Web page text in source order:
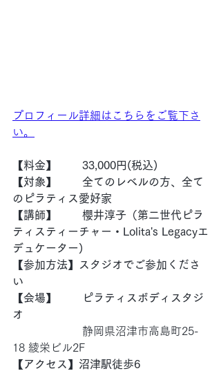
プロフィール詳細はこちらをご覧下さ
い。
【料金】　　 33,000円(税込)
【対象】　　 全てのレベルの方、全て
のピラティス愛好家
【講師】　　 櫻井淳子（第二世代ピラ
ティスティーチャー・Lolita's Legacyエ
デュケーター)
【参加方法】スタジオでご参加くださ
い
【会場】　　 ピラティスボディスタジ
オ
静岡県沼津市高島町25-
18 綾栄ビル2F
【アクセス】沼津駅徒歩6